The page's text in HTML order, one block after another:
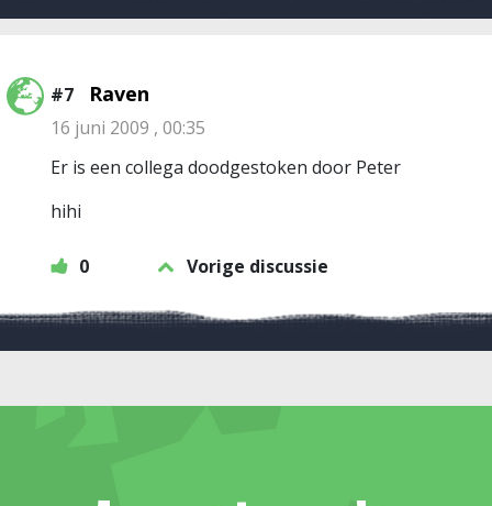
#7 Raven
16 juni 2009 , 00:35
Er is een collega doodgestoken door Peter
hihi
0 Vorige discussie